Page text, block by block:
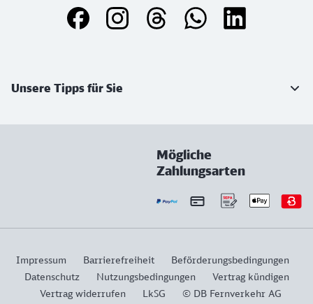
Unsere Tipps für Sie
Mögliche
Zahlungsarten
Impressum Barrierefreiheit
Beförderungsbedingungen
Datenschutz
Nutzungsbedingungen
Vertrag kündigen
Vertrag widerrufen
LkSG © DB Fernverkehr AG